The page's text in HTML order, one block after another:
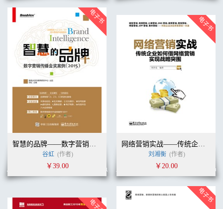
智慧的品牌——数字营销传播金奖案例（2015）
谷虹 (作者)
￥39.00
网络营销实战——传统企业如何借网络营销实现战略突围
刘湘衡 (作者)
￥20.00